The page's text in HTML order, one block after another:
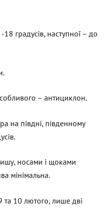
градусів, наступної – до
– антициклон.
на півдні, південному
носами і щоками
мінімальна.
та 10 лютого, лише дві